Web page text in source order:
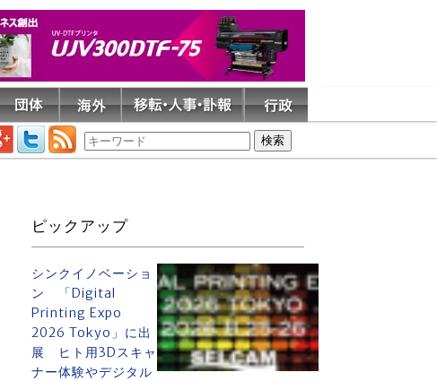
ピックアップ
シンクイノベーショ
ン 「Digital
Printing Expo
2026 Tokyo」に出
展 ヒト用3Dスキャ
ナー体験やデジタル